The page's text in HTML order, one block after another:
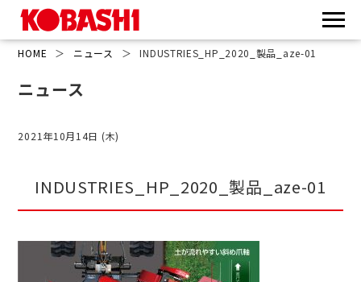
HOME ＞ ニュース ＞ INDUSTRIES_HP_2020_製品_aze-01
ニュース
2021年10月14日 (木)
INDUSTRIES_HP_2020_製品_aze-01